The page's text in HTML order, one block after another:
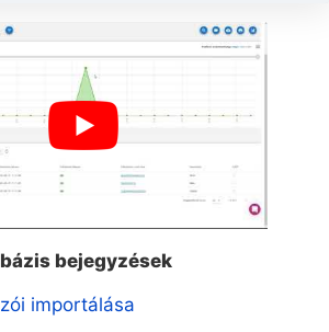
bejegyzések
importálása